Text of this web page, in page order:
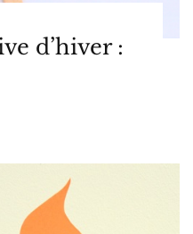
d’hiver :